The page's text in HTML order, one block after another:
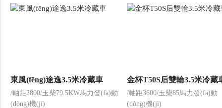
東風(fēng)途逸3.5米冷藏車
/軸距2800/玉柴79.5KW馬力發(fā)動
(dòng)機(jī)
金杯T50S后雙輪3.5米冷藏
/軸距3600/玉柴85馬力發(fā)動
(dòng)機(jī)